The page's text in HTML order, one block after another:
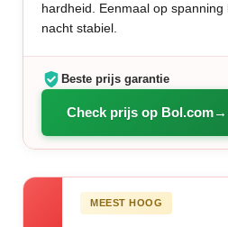
hardheid. Eenmaal op
nacht stabiel.
Beste prijs garantie
Check prijs op Bol.com
MEEST HOOG